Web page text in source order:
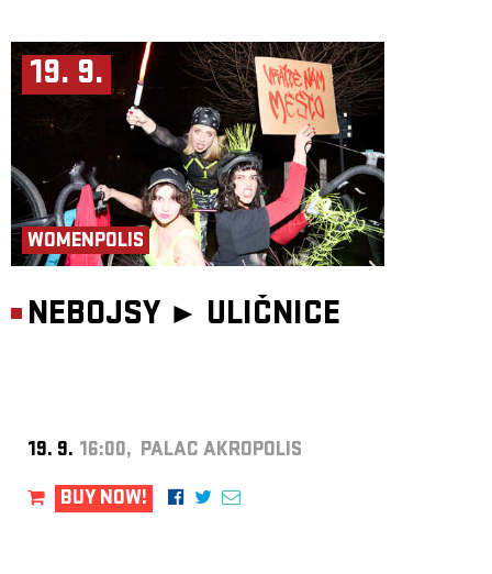
19. 9.
WOMENPOLIS
NEBOJSY ► ULIČNICE
19. 9. 16:00, PALAC AKROPOLIS
BUY NOW!